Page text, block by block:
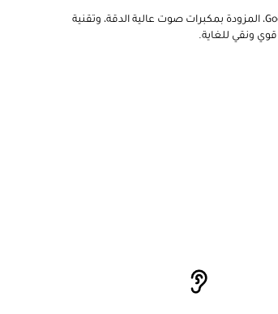
استمتع بتجربة صوتية غامرة مع سلسلة Google Sound Pro، المزودة بمكبرات صوت عالية الدقة، وتقنية